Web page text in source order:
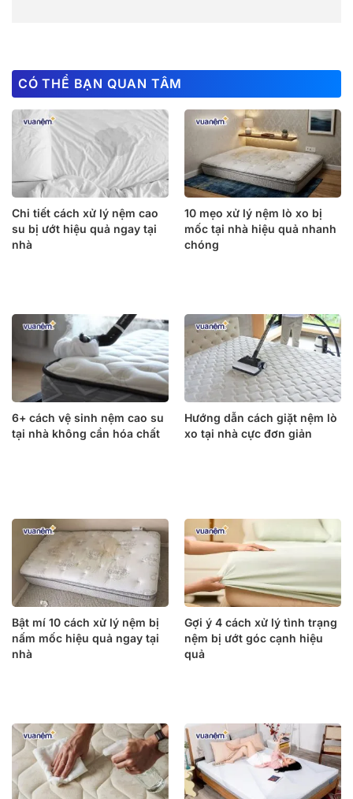
CÓ THỂ BẠN QUAN TÂM
Chi tiết cách xử lý nệm cao
su bị ướt hiệu quả ngay tại
nhà
10 mẹo xử lý nệm lò xo bị
mốc tại nhà hiệu quả nhanh
chóng
6+ cách vệ sinh nệm cao su
tại nhà không cần hóa chất
Hướng dẫn cách giặt nệm lò
xo tại nhà cực đơn giản
Bật mí 10 cách xử lý nệm bị
nấm mốc hiệu quả ngay tại
nhà
Gợi ý 4 cách xử lý tình trạng
nệm bị ướt góc cạnh hiệu
quả